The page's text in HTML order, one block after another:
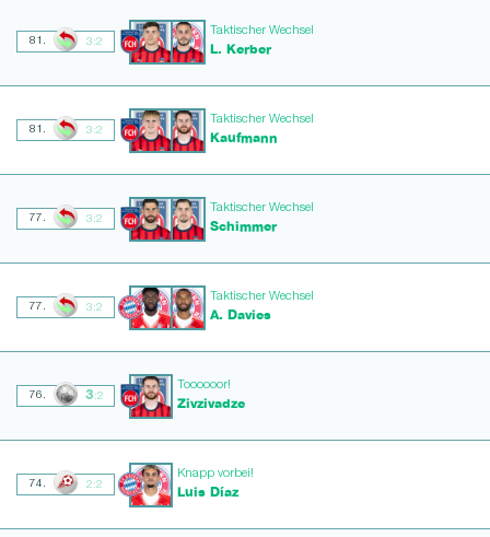
81. 3:2
Taktischer Wechsel
L. Kerber
81. 3:2
Taktischer Wechsel
Kaufmann
77. 3:2
Taktischer Wechsel
Schimmer
77. 3:2
Taktischer Wechsel
A. Davies
76. 3 :2
Toooooor!
Zivzivadze
74. 2:2
Knapp vorbei!
Luis Díaz